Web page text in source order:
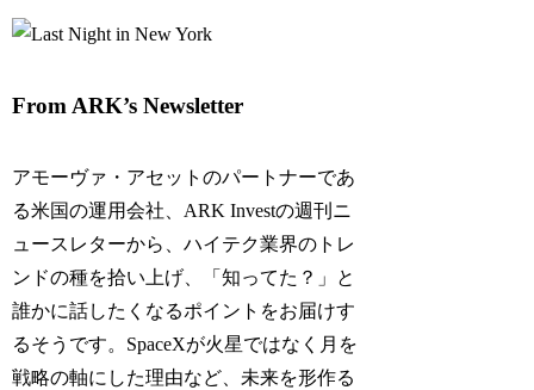
From ARK’s Newsletter
アモーヴァ・アセットのパートナーであ
る米国の運用会社、ARK Investの週刊ニ
ュースレターから、ハイテク業界のトレ
ンドの種を拾い上げ、「知ってた？」と
誰かに話したくなるポイントをお届けす
るそうです。SpaceXが火星ではなく月を
戦略の軸にした理由など、未来を形作る